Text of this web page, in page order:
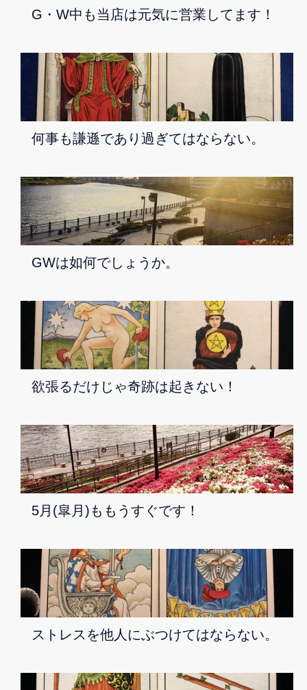
G・W中も当店は元気に営業してます！
何事も謙遜であり過ぎてはならない。
GWは如何でしょうか。
欲張るだけじゃ奇跡は起きない！
5月(皐月)ももうすぐです！
ストレスを他人にぶつけてはならない。